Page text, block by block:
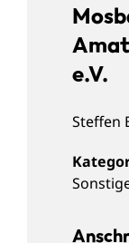
e.V.
Steffen